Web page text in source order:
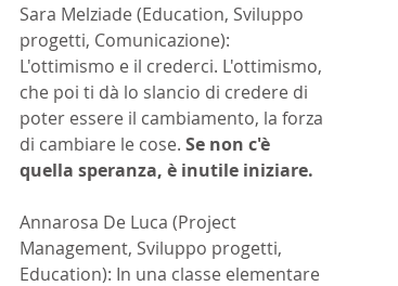
Sara Melziade (Education, Sviluppo
progetti, Comunicazione):
L'ottimismo e il crederci. L'ottimismo,
che poi ti dà lo slancio di credere di
poter essere il cambiamento, la forza
di cambiare le cose. Se non c'è
quella speranza, è inutile iniziare.
Annarosa De Luca (Project
Management, Sviluppo progetti,
Education): In una classe elementare